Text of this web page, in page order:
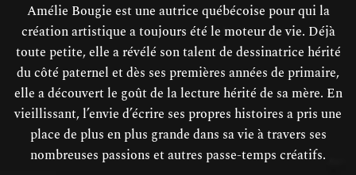
Amélie Bougie est une autrice québécoise pour qui la
création artistique a toujours été le moteur de vie. Déjà
toute petite, elle a révélé son talent de dessinatrice hérité
du côté paternel et dès ses premières années de primaire,
elle a découvert le goût de la lecture hérité de sa mère. En
vieillissant, l’envie d’écrire ses propres histoires a pris une
place de plus en plus grande dans sa vie à travers ses
nombreuses passions et autres passe-temps créatifs.